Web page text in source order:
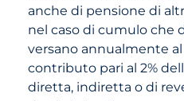
anche di pensione di
nel caso di cumulo che
versano annualmente
contributo pari al 2%
diretta, indiretta o di